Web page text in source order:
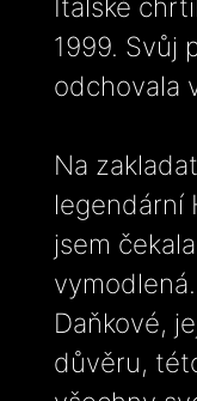
Italské
1999. Svůj
odchovala
Na
legendární
jsem
Daňkové,
důvěru,